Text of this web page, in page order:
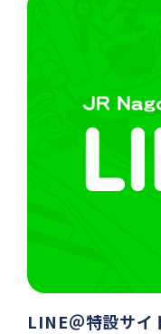
LINE＠特設サイ